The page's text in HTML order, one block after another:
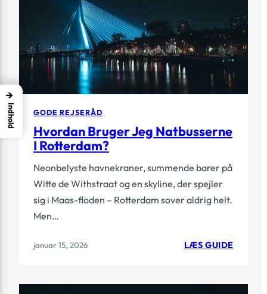
GODE REJSERÅD
Hvordan Bruger Jeg Natbusserne
I Rotterdam?
Neonbelyste havnekraner, summende barer på
Witte de Withstraat og en skyline, der spejler
sig i Maas-floden – Rotterdam sover aldrig helt.
Men…
januar 15, 2026 LÆS GUIDE
→
Indhold